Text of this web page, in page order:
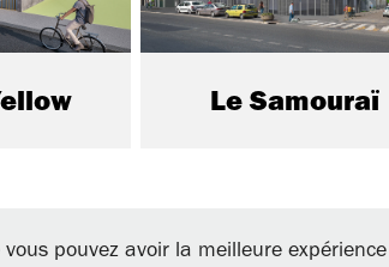
Le Samouraï
pouvez avoir la meilleure